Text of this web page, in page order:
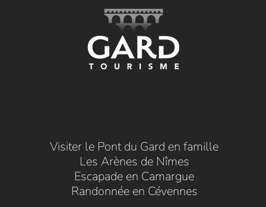
Visiter le Pont du Gard en famille
Les Arènes de Nîmes
Escapade en Camargue
Randonnée en Cévennes